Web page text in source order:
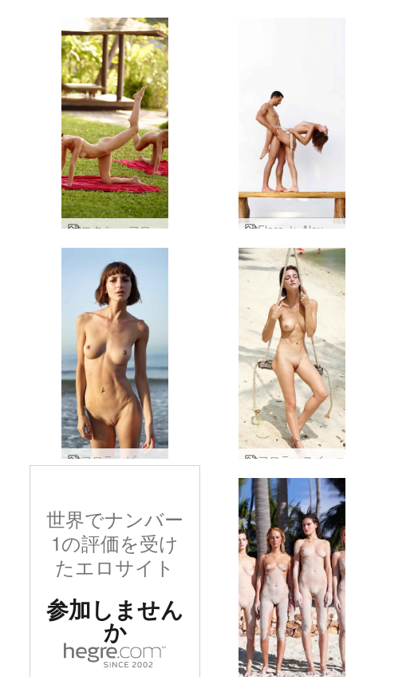
コクシー フローラ テア ザイカ ビーチ フィットネス Flora と Alex のマスターと愛人 by Alya
フロラ ビーチで裸
世界でナンバー
1の評価を受け
たエロサイト
参加しません
か